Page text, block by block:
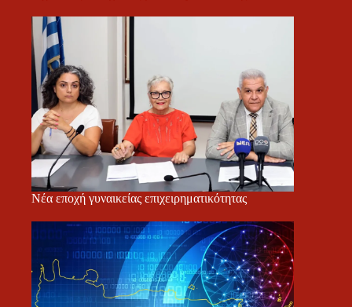
Νέα εποχή γυναικείας επιχειρηματικότητας